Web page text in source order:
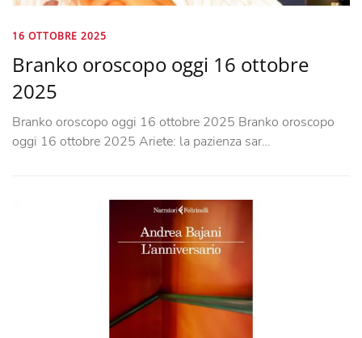
16 OTTOBRE 2025
Branko oroscopo oggi 16 ottobre
2025
Branko oroscopo oggi 16 ottobre 2025 Branko oroscopo
oggi 16 ottobre 2025 Ariete: la pazienza sar…